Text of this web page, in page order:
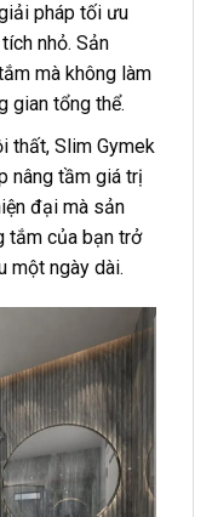
pháp tối ưu
nhỏ. Sản
mà không làm
gian tổng thể.
thất, Slim Gymek
nâng tầm giá trị
đại mà sản
tắm của bạn trở
một ngày dài.